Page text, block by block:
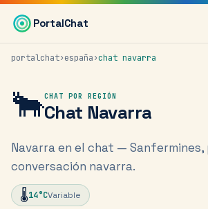
Saltar al contenido principal
PortalChat
portalchat›españa›chat navarra
🐂CHAT POR REGIÓN
Chat Navarra
Navarra en el chat —
conversación navarra.
🌡️14°CVariable